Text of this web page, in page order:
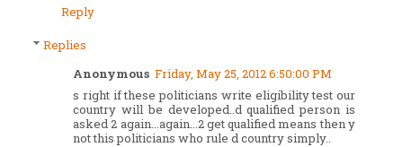
Reply
Replies
Anonymous Friday, May 25, 2012 6:50:00 PM
s right if these politicians write eligibility test our
country will be developed..d qualified person is
asked 2 again...again...2 get qualified means then y
not this politicians who rule d country simply..